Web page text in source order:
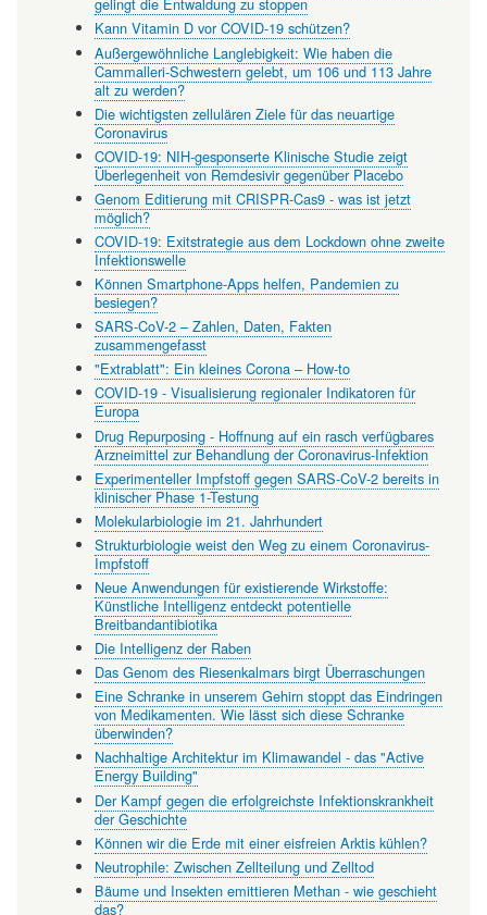
gelingt die Entwaldung zu stoppen
Kann Vitamin D vor COVID-19 schützen?
Außergewöhnliche Langlebigkeit: Wie haben die
Cammalleri-Schwestern gelebt, um 106 und 113 Jahre
alt zu werden?
Die wichtigsten zellulären Ziele für das neuartige
Coronavirus
COVID-19: NIH-gesponserte Klinische Studie zeigt
Überlegenheit von Remdesivir gegenüber Placebo
Genom Editierung mit CRISPR-Cas9 - was ist jetzt
möglich?
COVID-19: Exitstrategie aus dem Lockdown ohne zweite
Infektionswelle
Können Smartphone-Apps helfen, Pandemien zu
besiegen?
SARS-CoV-2 – Zahlen, Daten, Fakten
zusammengefasst
"Extrablatt": Ein kleines Corona – How-to
COVID-19 - Visualisierung regionaler Indikatoren für
Europa
Drug Repurposing - Hoffnung auf ein rasch verfügbares
Arzneimittel zur Behandlung der Coronavirus-Infektion
Experimenteller Impfstoff gegen SARS-CoV-2 bereits in
klinischer Phase 1-Testung
Molekularbiologie im 21. Jahrhundert
Strukturbiologie weist den Weg zu einem Coronavirus-
Impfstoff
Neue Anwendungen für existierende Wirkstoffe:
Künstliche Intelligenz entdeckt potentielle
Breitbandantibiotika
Die Intelligenz der Raben
Das Genom des Riesenkalmars birgt Überraschungen
Eine Schranke in unserem Gehirn stoppt das Eindringen
von Medikamenten. Wie lässt sich diese Schranke
überwinden?
Nachhaltige Architektur im Klimawandel - das "Active
Energy Building"
Der Kampf gegen die erfolgreichste Infektionskrankheit
der Geschichte
Können wir die Erde mit einer eisfreien Arktis kühlen?
Neutrophile: Zwischen Zellteilung und Zelltod
Bäume und Insekten emittieren Methan - wie geschieht
das?